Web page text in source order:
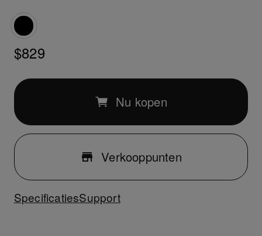
$829
Nu kopen
Verkooppunten
SpecificatiesSupport